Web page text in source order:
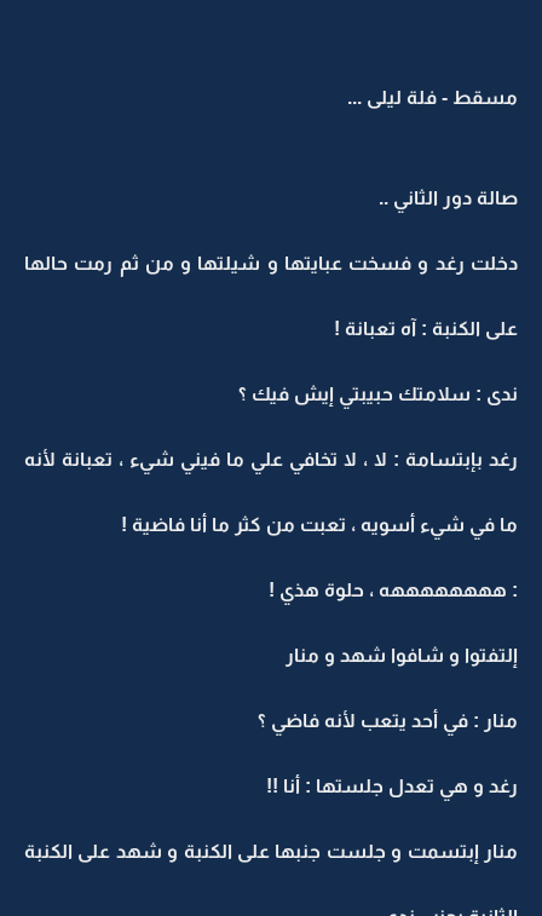
مسقط - فلة ليلى ...
صالة دور الثاني ..
دخلت رغد و فسخت عبايتها و شيلتها و من ثم رمت حالها
على الكنبة : آه تعبانة !
ندى : سلامتك حبيبتي إيش فيك ؟
رغد بإبتسامة : لا ، لا تخافي علي ما فيني شيء ، تعبانة لأنه
ما في شيء أسويه ، تعبت من كثر ما أنا فاضية !
: ههههههههه ، حلوة هذي !
إلتفتوا و شافوا شهد و منار
منار : في أحد يتعب لأنه فاضي ؟
رغد و هي تعدل جلستها : أنا !!
منار إبتسمت و جلست جنبها على الكنبة و شهد على الكنبة